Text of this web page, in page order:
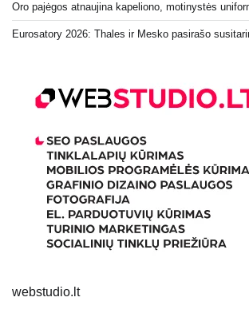
Oro pajėgos atnaujina kapeliono, motinystės
Eurosatory 2026: Thales ir Mesko pasirašo
webstudio.lt